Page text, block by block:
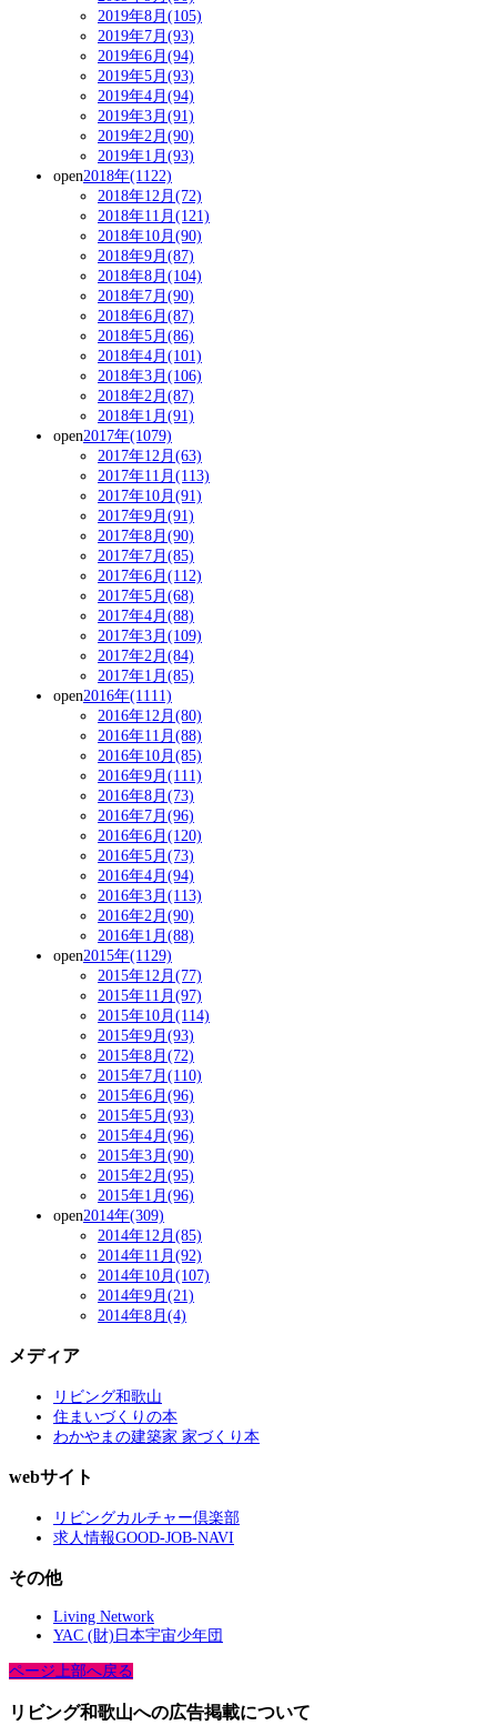
2019年8月(105)
2019年7月(93)
2019年6月(94)
2019年5月(93)
2019年4月(94)
2019年3月(91)
2019年2月(90)
2019年1月(93)
open2018年(1122)
2018年12月(72)
2018年11月(121)
2018年10月(90)
2018年9月(87)
2018年8月(104)
2018年7月(90)
2018年6月(87)
2018年5月(86)
2018年4月(101)
2018年3月(106)
2018年2月(87)
2018年1月(91)
open2017年(1079)
2017年12月(63)
2017年11月(113)
2017年10月(91)
2017年9月(91)
2017年8月(90)
2017年7月(85)
2017年6月(112)
2017年5月(68)
2017年4月(88)
2017年3月(109)
2017年2月(84)
2017年1月(85)
open2016年(1111)
2016年12月(80)
2016年11月(88)
2016年10月(85)
2016年9月(111)
2016年8月(73)
2016年7月(96)
2016年6月(120)
2016年5月(73)
2016年4月(94)
2016年3月(113)
2016年2月(90)
2016年1月(88)
open2015年(1129)
2015年12月(77)
2015年11月(97)
2015年10月(114)
2015年9月(93)
2015年8月(72)
2015年7月(110)
2015年6月(96)
2015年5月(93)
2015年4月(96)
2015年3月(90)
2015年2月(95)
2015年1月(96)
open2014年(309)
2014年12月(85)
2014年11月(92)
2014年10月(107)
2014年9月(21)
2014年8月(4)
メディア
リビング和歌山
住まいづくりの本
わかやまの建築家 家づくり本
webサイト
リビングカルチャー倶楽部
求人情報GOOD-JOB-NAVI
その他
Living Network
YAC (財)日本宇宙少年団
ページ上部へ戻る
リビング和歌山への広告掲載について